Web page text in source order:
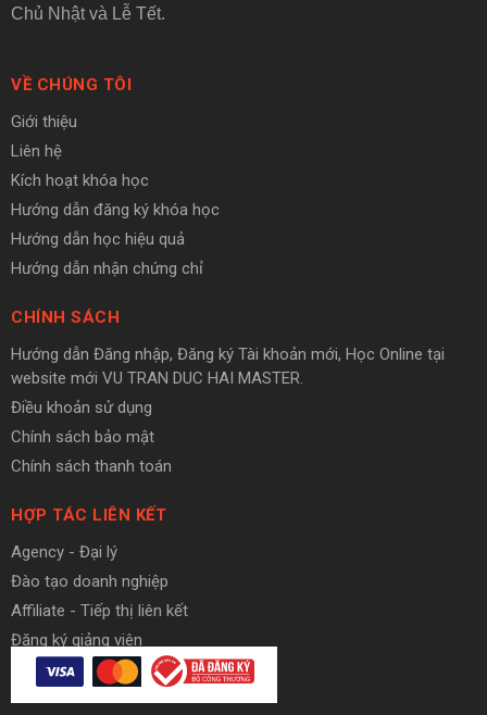
Chủ Nhật và Lễ Tết.
VỀ CHÚNG TÔI
Giới thiệu
Liên hệ
Kích hoạt khóa học
Hướng dẫn đăng ký khóa học
Hướng dẫn học hiệu quả
Hướng dẫn nhận chứng chỉ
CHÍNH SÁCH
Hướng dẫn Đăng nhập, Đăng ký Tài khoản mới, Học Online tại
website mới VU TRAN DUC HAI MASTER.
Điều khoản sử dụng
Chính sách bảo mật
Chính sách thanh toán
HỢP TÁC LIÊN KẾT
Agency - Đại lý
Đào tạo doanh nghiệp
Affiliate - Tiếp thị liên kết
Đăng ký giảng viên